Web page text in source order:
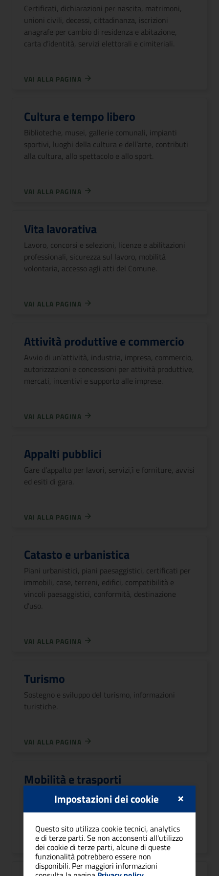
Certificati, dichiarazioni per nascita, matrimoni,
unioni civili, decessi, cittadinanza, iscrizioni
anagrafe per cambio di residenza e abitazione,
carta d’identità, servizi elettorali e cimiteriali.
VAI ALLA PAGINA
Cultura e tempo libero
Biblioteche, musei, gallerie comunali, impianti
sportivi, luoghi della cultura e dell’arte, contributi
alla cultura, allo spettacolo e allo sport.
VAI ALLA PAGINA
Vita lavorativa
Lavoro, concorsi e selezioni, licenze e abilitazioni
professionali, sicurezza sul lavoro, mobilità
volontaria, accesso agli atti del Comune.
VAI ALLA PAGINA
Attività produttive e commercio
Avvio di un’attività, industria, impresa, commercio,
autorizzazioni e concessioni per attività produttive,
mercati, incentivi e supporto alle imprese.
VAI ALLA PAGINA
Appalti pubblici
Gare d’appalto per lavori, servizi,ì e forniture, avvisi
ed esiti di gara.
VAI ALLA PAGINA
Catasto e urbanistica
Piani urbanistici, piani paesaggistici, certificati per
immobili, case, terreni, edifici, compatibilità e
vincoli paesaggistici, conformità, destinazione
d’uso.
VAI ALLA PAGINA
Turismo
Sostegno e sviluppo del turismo, informazioni
turistiche.
VAI ALLA PAGINA
Mobilità e trasporti
Mobilità e trasporti, parcheggi, automobile,
trasporto pubblico.
VAI ALLA PAGINA
×
Impostazioni dei cookie
Questo sito utilizza cookie tecnici, analytics
e di terze parti. Se non acconsenti all'utilizzo
dei cookie di terze parti, alcune di queste
funzionalità potrebbero essere non
disponibili. Per maggiori informazioni